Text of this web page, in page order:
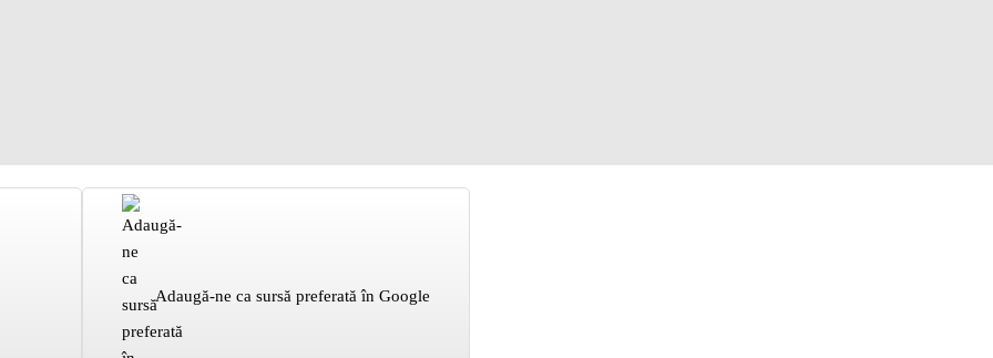
Adaugă-ne ca sursă preferată în Google